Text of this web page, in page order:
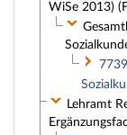
WiSe 2013)
Lehramt